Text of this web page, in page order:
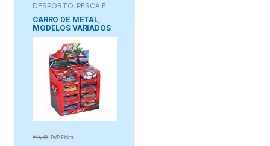
DESPORTO, PESCA E
JOGOS
CARRO DE METAL,
MODELOS VARIADOS
€9,78 PVP Física